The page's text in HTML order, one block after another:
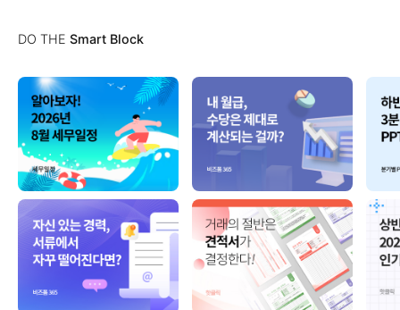
DO THE Smart Block